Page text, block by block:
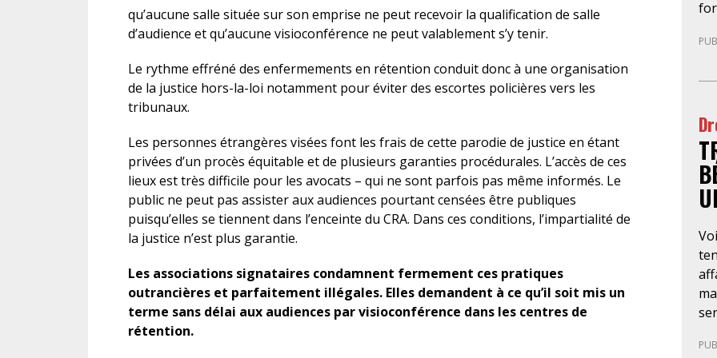
qu’aucune salle située sur son emprise ne peut recevoir la qualification de salle
d’audience et qu’aucune visioconférence ne peut valablement s’y tenir.
Le rythme effréné des enfermements en rétention conduit donc à une organisation
de la justice hors-la-loi notamment pour éviter des escortes policières vers les
tribunaux.
Les personnes étrangères visées font les frais de cette parodie de justice en étant
privées d’un procès équitable et de plusieurs garanties procédurales. L’accès de ces
lieux est très difficile pour les avocats – qui ne sont parfois pas même informés. Le
public ne peut pas assister aux audiences pourtant censées être publiques
puisqu’elles se tiennent dans l’enceinte du CRA. Dans ces conditions, l’impartialité de
la justice n’est plus garantie.
Les associations signataires condamnent fermement ces pratiques
outrancières et parfaitement illégales. Elles demandent à ce qu’il soit mis un
terme sans délai aux audiences par visioconférence dans les centres de
rétention.
le
et